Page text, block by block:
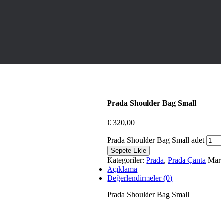
Prada Shoulder Bag Small
€ 320,00
Prada Shoulder Bag Small adet
Sepete Ekle
Kategoriler:Prada,Prada Çanta
Açıklama
Değerlendirmeler (0)
Prada Shoulder Bag Small